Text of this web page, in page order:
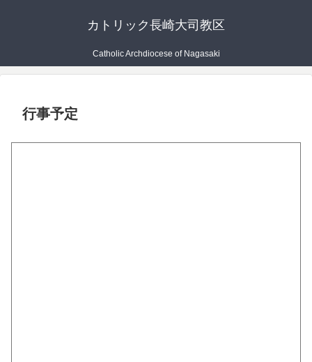
カトリック長崎大司教区
Catholic Archdiocese of Nagasaki
行事予定